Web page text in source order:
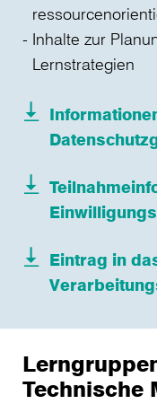
Inhalte zur
Lernstrategien
Eintrag in
Technische